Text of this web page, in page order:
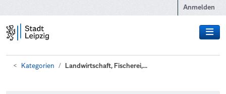
Anmelden
Kategorien Landwirtschaft, Fischerei,...